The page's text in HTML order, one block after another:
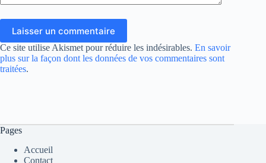
Laisser un commentaire
Ce site utilise Akismet pour réduire les indésirables. En savoir
plus sur la façon dont les données de vos commentaires sont
traitées.
Pages
Accueil
Contact